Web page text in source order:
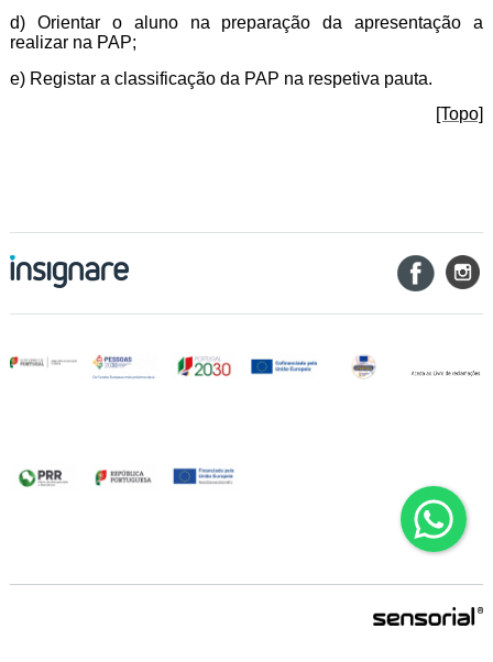
d) Orientar o aluno na preparação da apresentação a
realizar na PAP;
e) Registar a classificação da PAP na respetiva pauta.
[Topo]